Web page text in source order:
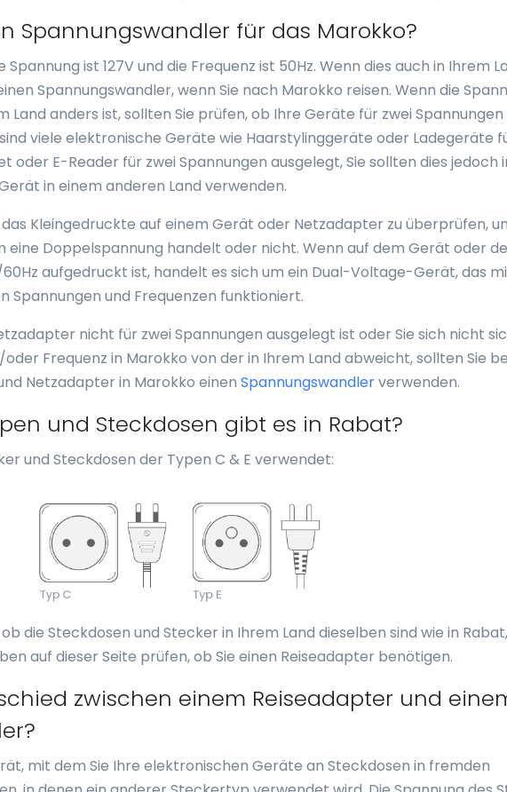
Spannungswandler für das Marokko?
ist 127V und die Frequenz ist 50Hz. Wenn dies auch in Ihrem
Spannungswandler, wenn Sie nach Marokko reisen. Wenn die
Land anders ist, sollten Sie prüfen, ob Ihre Geräte für zwei Spannungen
viele elektronische Geräte wie Haarstylinggeräte oder Ladegeräte
oder E-Reader für zwei Spannungen ausgelegt, Sie sollten dies jedoch
in einem anderen Land verwenden.
das Kleingedruckte auf einem Gerät oder Netzadapter zu überprüfen,
eine Doppelspannung handelt oder nicht. Wenn auf dem Gerät oder
aufgedruckt ist, handelt es sich um ein Dual-Voltage-Gerät, das
Spannungen und Frequenzen funktioniert.
nicht für zwei Spannungen ausgelegt ist oder Sie sich nicht
Frequenz in Marokko von der in Ihrem Land abweicht, sollten Sie
Netzadapter in Marokko einen Spannungswandlerverwenden.
und Steckdosen gibt es in Rabat?
und Steckdosen der Typen C & E verwendet:
die Steckdosen und Stecker in Ihrem Land dieselben sind wie in Rabat,
auf dieser Seite prüfen, ob Sie einen Reiseadapter benötigen.
zwischen einem Reiseadapter und
mit dem Sie Ihre elektronischen Geräte an Steckdosen in fremden